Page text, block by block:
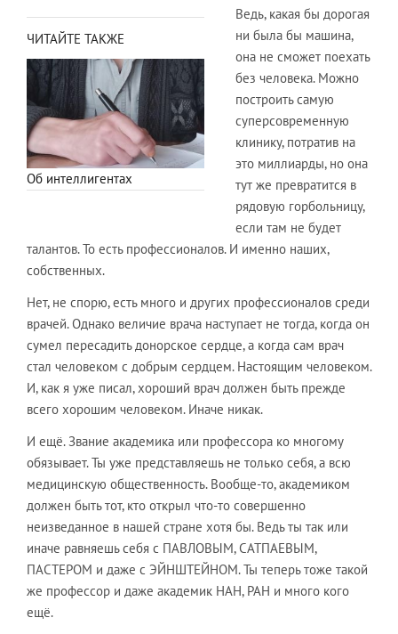
ЧИТАЙТЕ ТАКЖЕ
Об интеллигентах
Ведь, какая бы дорогая
ни была бы машина,
она не сможет поехать
без человека. Можно
построить самую
суперсовременную
клинику, потратив на
это миллиарды, но она
тут же превратится в
рядовую горбольницу,
если там не будет
талантов. То есть профессионалов. И именно наших,
собственных.
Нет, не спорю, есть много и других профессионалов среди
врачей. Однако величие врача наступает не тогда, когда он
сумел пересадить донорское сердце, а когда сам врач
стал человеком с добрым сердцем. Настоящим человеком.
И, как я уже писал, хороший врач должен быть прежде
всего хорошим человеком. Иначе никак.
И ещё. Звание академика или профессора ко многому
обязывает. Ты уже представляешь не только себя, а всю
медицинскую общественность. Вообще-то, академиком
должен быть тот, кто открыл что-то совершенно
неизведанное в нашей стране хотя бы. Ведь ты так или
иначе равняешь себя с ПАВЛОВЫМ, САТПАЕВЫМ,
ПАСТЕРОМ и даже с ЭЙНШТЕЙНОМ. Ты теперь тоже такой
же профессор и даже академик НАН, РАН и много кого
ещё.